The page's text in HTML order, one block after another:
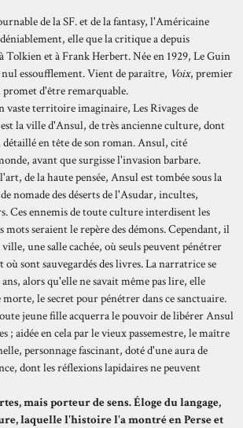
de la SF. et de la fantasy, l'Américaine
elle que la critique a depuis
Tolkien et à Frank Herbert. Née en 1929, Le Guin
essoufflement. Vient de paraître, Voix, premier
d'être remarquable.
vaste territoire imaginaire, Les Rivages de
la ville d'Ansul, de très ancienne culture, dont
en tête de son roman. Ansul, cité
avant que surgisse l'invasion barbare.
de la haute pensée, Ansul est tombée sous la
nomade des déserts de l'Asudar, incultes,
Ces ennemis de toute culture interdisent les
mots seraient le repère des démons. Cependant, il
une salle cachée, où seuls peuvent pénétrer
sont sauvegardés des livres. La narratrice se
alors qu'elle ne savait même pas lire, elle
morte, le secret pour pénétrer dans ce sanctuaire.
jeune fille acquerra le pouvoir de libérer Ansul
; aidée en cela par le vieux passemestre, le maître
personnage fascinant, doté d'une aura de
dont les réflexions lapidaires ne peuvent
mais porteur de sens. Éloge du langage,
laquelle l'histoire l'a montré en Perse et